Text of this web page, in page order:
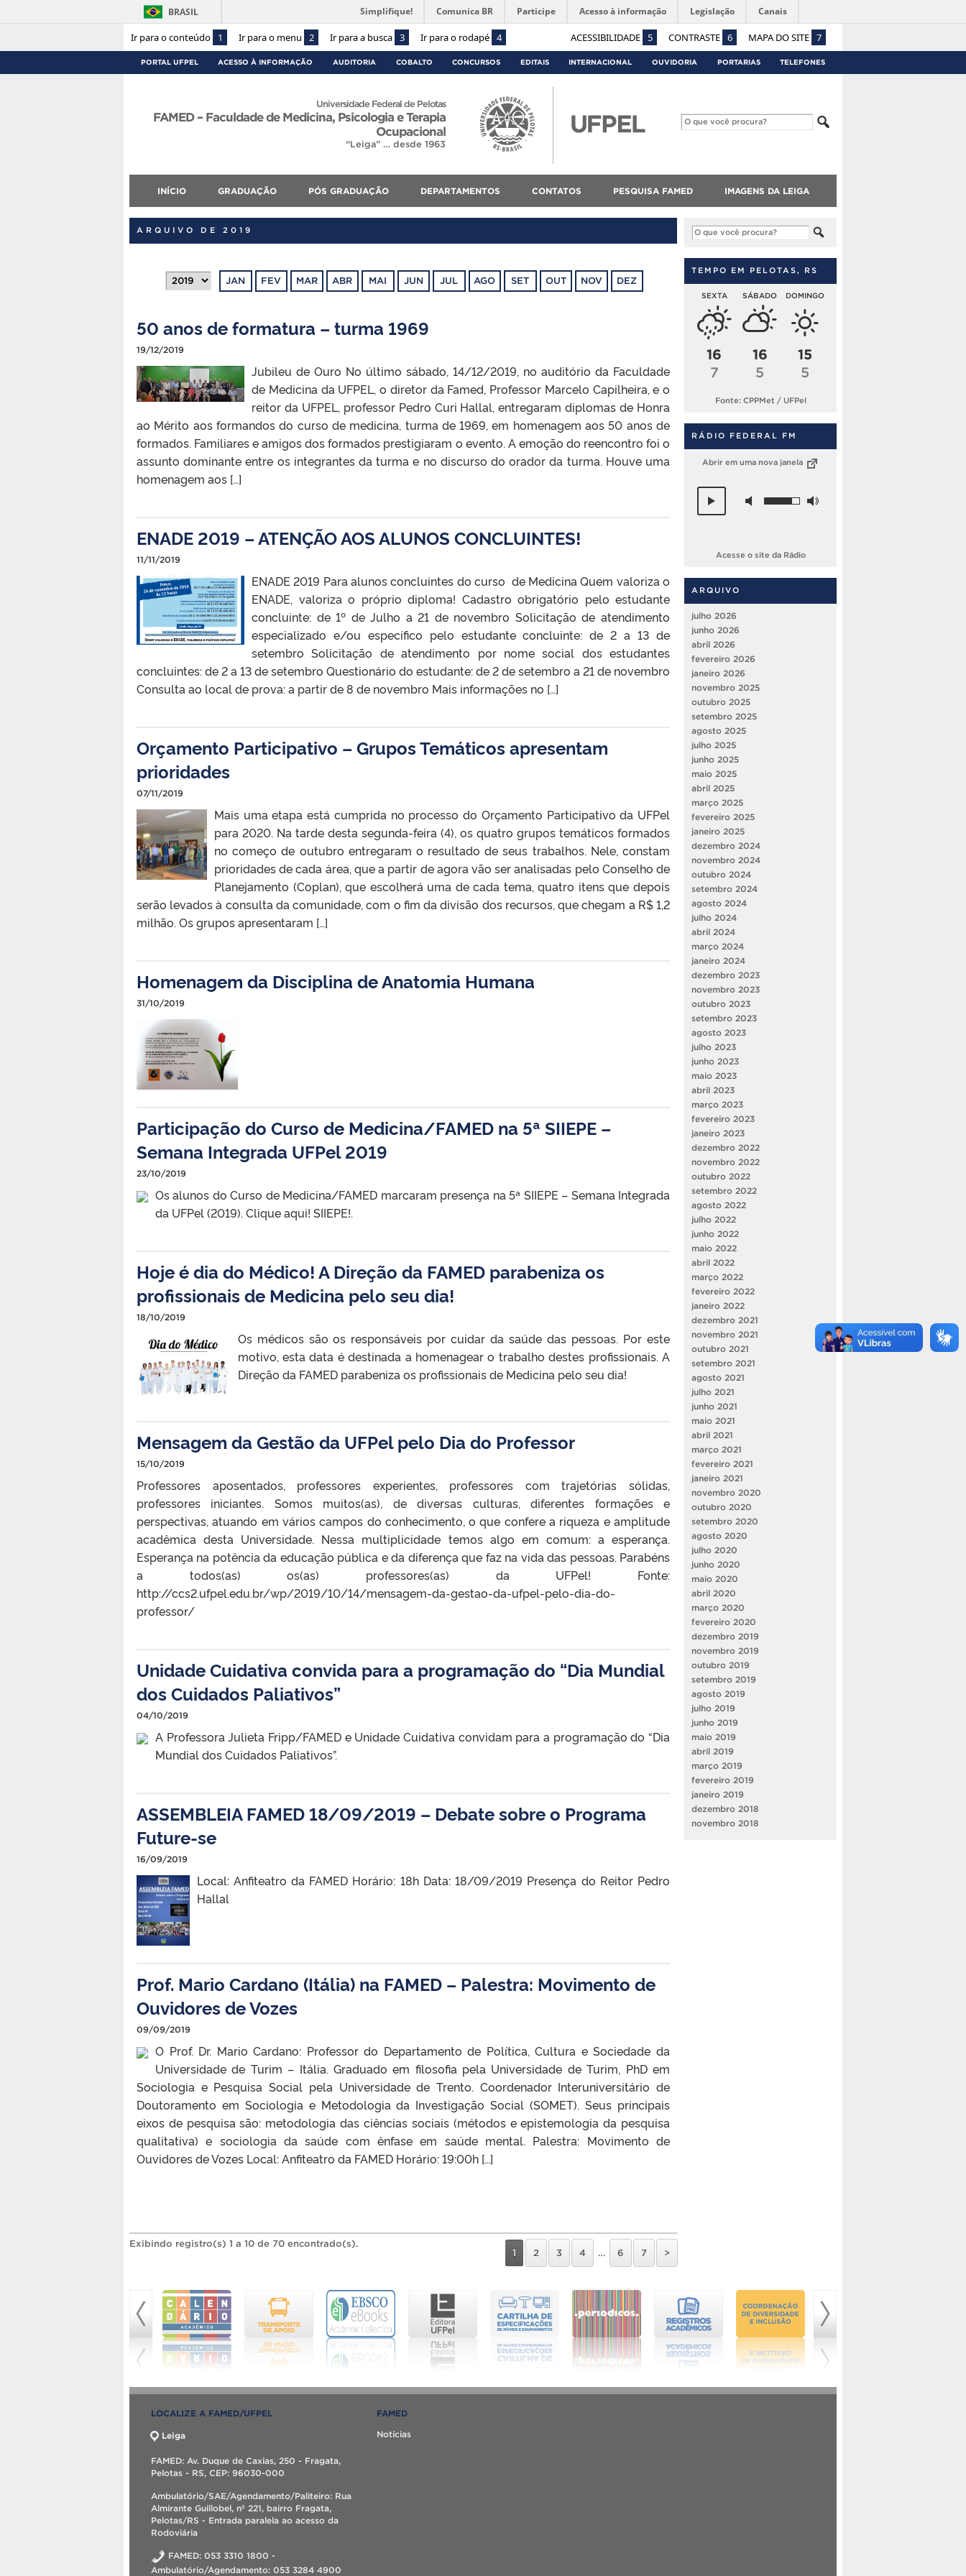
Ir para o conteúdo 1 Ir para o menu 2 Ir para a busca 3 Ir para o rodapé 4 ACESSIBILIDADE 5 CONTRASTE 6 MAPA DO SITE 7
BRASIL Simplifique! Comunica BR Participe Acesso à informação Legislação Canais
PORTAL UFPEL ACESSO À INFORMAÇÃO AUDITORIA COBALTO CONCURSOS EDITAIS INTERNACIONAL OUVIDORIA PORTARIAS TELEFONES
Universidade Federal de Pelotas
FAMED – Faculdade de Medicina, Psicologia e Terapia
Ocupacional
“Leiga” … desde 1963
INÍCIO GRADUAÇÃO PÓS GRADUAÇÃO DEPARTAMENTOS CONTATOS PESQUISA FAMED IMAGENS DA LEIGA
ARQUIVO DE 2019
JAN FEV MAR ABR MAI JUN JUL AGO SET OUT NOV DEZ
50 anos de formatura – turma 1969
19/12/2019
Jubileu de Ouro No último sábado, 14/12/2019, no auditório da Faculdade
de Medicina da UFPEL, o diretor da Famed, Professor Marcelo Capilheira, e o
reitor da UFPEL, professor Pedro Curi Hallal, entregaram diplomas de Honra
ao Mérito aos formandos do curso de medicina, turma de 1969, em homenagem aos 50 anos de
formados. Familiares e amigos dos formados prestigiaram o evento. A emoção do reencontro foi o
assunto dominante entre os integrantes da turma e no discurso do orador da turma. Houve uma
homenagem aos […]
ENADE 2019 – ATENÇÃO AOS ALUNOS CONCLUINTES!
11/11/2019
ENADE 2019 Para alunos concluintes do curso de Medicina Quem valoriza o
ENADE, valoriza o próprio diploma! Cadastro obrigatório pelo estudante
concluinte: de 1º de Julho a 21 de novembro Solicitação de atendimento
especializado e/ou específico pelo estudante concluinte: de 2 a 13 de
setembro Solicitação de atendimento por nome social dos estudantes
concluintes: de 2 a 13 de setembro Questionário do estudante: de 2 de setembro a 21 de novembro
Consulta ao local de prova: a partir de 8 de novembro Mais informações no […]
Orçamento Participativo – Grupos Temáticos apresentam
prioridades
07/11/2019
Mais uma etapa está cumprida no processo do Orçamento Participativo da UFPel
para 2020. Na tarde desta segunda-feira (4), os quatro grupos temáticos formados
no começo de outubro entregaram o resultado de seus trabalhos. Nele, constam
prioridades de cada área, que a partir de agora vão ser analisadas pelo Conselho de
Planejamento (Coplan), que escolherá uma de cada tema, quatro itens que depois
serão levados à consulta da comunidade, com o fim da divisão dos recursos, que chegam a R$ 1,2
milhão. Os grupos apresentaram […]
Homenagem da Disciplina de Anatomia Humana
31/10/2019
Participação do Curso de Medicina/FAMED na 5ª SIIEPE –
Semana Integrada UFPel 2019
23/10/2019
Os alunos do Curso de Medicina/FAMED marcaram presença na 5ª SIIEPE – Semana Integrada
da UFPel (2019). Clique aqui! SIIEPE!.
Hoje é dia do Médico! A Direção da FAMED parabeniza os
profissionais de Medicina pelo seu dia!
18/10/2019
Os médicos são os responsáveis por cuidar da saúde das pessoas. Por este
motivo, esta data é destinada a homenagear o trabalho destes profissionais. A
Direção da FAMED parabeniza os profissionais de Medicina pelo seu dia!
Mensagem da Gestão da UFPel pelo Dia do Professor
15/10/2019
Professores aposentados, professores experientes, professores com trajetórias sólidas,
professores iniciantes. Somos muitos(as), de diversas culturas, diferentes formações e
perspectivas, atuando em vários campos do conhecimento, o que confere a riqueza e amplitude
acadêmica desta Universidade. Nessa multiplicidade temos algo em comum: a esperança.
Esperança na potência da educação pública e da diferença que faz na vida das pessoas. Parabéns
a todos(as) os(as) professores(as) da UFPel! Fonte:
http://ccs2.ufpel.edu.br/wp/2019/10/14/mensagem-da-gestao-da-ufpel-pelo-dia-do-
professor/
Unidade Cuidativa convida para a programação do “Dia Mundial
dos Cuidados Paliativos”
04/10/2019
A Professora Julieta Fripp/FAMED e Unidade Cuidativa convidam para a programação do “Dia
Mundial dos Cuidados Paliativos”.
ASSEMBLEIA FAMED 18/09/2019 – Debate sobre o Programa
Future-se
16/09/2019
Local: Anfiteatro da FAMED Horário: 18h Data: 18/09/2019 Presença do Reitor Pedro
Hallal
Prof. Mario Cardano (Itália) na FAMED – Palestra: Movimento de
Ouvidores de Vozes
09/09/2019
O Prof. Dr. Mario Cardano: Professor do Departamento de Política, Cultura e Sociedade da
Universidade de Turim – Itália. Graduado em filosofia pela Universidade de Turim, PhD em
Sociologia e Pesquisa Social pela Universidade de Trento. Coordenador Interuniversitário de
Doutoramento em Sociologia e Metodologia da Investigação Social (SOMET). Seus principais
eixos de pesquisa são: metodologia das ciências sociais (métodos e epistemologia da pesquisa
qualitativa) e sociologia da saúde com ênfase em saúde mental. Palestra: Movimento de
Ouvidores de Vozes Local: Anfiteatro da FAMED Horário: 19:00h […]
Exibindo registro(s) 1 a 10 de 70 encontrado(s).
1
2 3 4 … 6 7 >
TEMPO EM PELOTAS, RS
SEXTA
16
7
SÁBADO
16
5
DOMINGO
15
5
Fonte: CPPMet / UFPel
RÁDIO FEDERAL FM
Abrir em uma nova janela
Acesse o site da Rádio
ARQUIVO
julho 2026
junho 2026
abril 2026
fevereiro 2026
janeiro 2026
novembro 2025
outubro 2025
setembro 2025
agosto 2025
julho 2025
junho 2025
maio 2025
abril 2025
março 2025
fevereiro 2025
janeiro 2025
dezembro 2024
novembro 2024
outubro 2024
setembro 2024
agosto 2024
julho 2024
abril 2024
março 2024
janeiro 2024
dezembro 2023
novembro 2023
outubro 2023
setembro 2023
agosto 2023
julho 2023
junho 2023
maio 2023
abril 2023
março 2023
fevereiro 2023
janeiro 2023
dezembro 2022
novembro 2022
outubro 2022
setembro 2022
agosto 2022
julho 2022
junho 2022
maio 2022
abril 2022
março 2022
fevereiro 2022
janeiro 2022
dezembro 2021
novembro 2021
outubro 2021
setembro 2021
agosto 2021
julho 2021
junho 2021
maio 2021
abril 2021
março 2021
fevereiro 2021
janeiro 2021
novembro 2020
outubro 2020
setembro 2020
agosto 2020
julho 2020
junho 2020
maio 2020
abril 2020
março 2020
fevereiro 2020
dezembro 2019
novembro 2019
outubro 2019
setembro 2019
agosto 2019
julho 2019
junho 2019
maio 2019
abril 2019
março 2019
fevereiro 2019
janeiro 2019
dezembro 2018
novembro 2018
LOCALIZE A FAMED/UFPEL
Leiga
FAMED: Av. Duque de Caxias, 250 - Fragata,
Pelotas - RS, CEP: 96030-000
Ambulatório/SAE/Agendamento/Paliteiro: Rua
Almirante Guillobel, nº 221, bairro Fragata,
Pelotas/RS - Entrada paralela ao acesso da
Rodoviária
FAMED: 053 3310 1800 -
Ambulatório/Agendamento: 053 3284 4900
FAMED
Notícias